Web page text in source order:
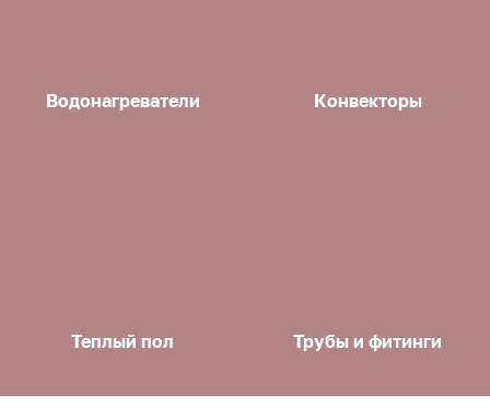
Водонагреватели Конвекторы
Теплый пол Трубы и фитинги